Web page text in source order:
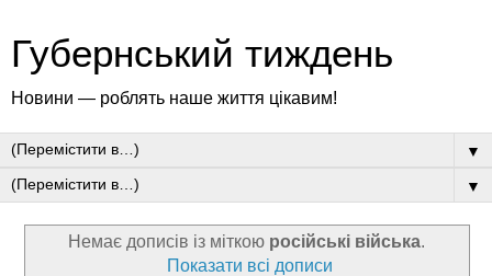
Губернський тиждень
Новини — роблять наше життя цікавим!
▼
▼
Немає дописів із міткою російські війська.
Показати всі дописи